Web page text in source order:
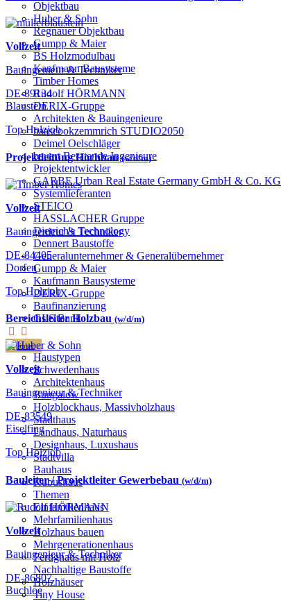
Objektbau
Huber & Sohn
Regnauer Objektbau
Gumpp & Maier
BS Holzmodulbau
Kaufmann Bausysteme
Timber Homes
Rudolf HÖRMANN
DERIX-Gruppe
Architekten & Bauingenieure
haascookzemmrich STUDIO2050
Deimel Oelschläger
bauart Beratende Ingenieure
Projektentwickler
GARBE Urban Real Estate Germany GmbH & Co. KG
Systemlieferanten
STEICO
HASSLACHER Gruppe
Dietrich's Technology
Dennert Baustoffe
Generalunternehmer & Generalübernehmer
Gumpp & Maier
Kaufmann Bausysteme
DERIX-Gruppe
Baufinanzierung
GLS Bank
Häuser
Haustypen
Schwedenhaus
Architektenhaus
Bungalow
Holzblockhaus, Massivholzhaus
Stadthaus
Landhaus, Naturhaus
Designhaus, Luxushaus
Stadtvilla
Bauhaus
Kubushaus
Themen
Einfamilienhaus
Mehrfamilienhaus
Holzhaus bauen
Mehrgenerationenhaus
Fertighaus mit Holz
Nachhaltige Baustoffe
Holzhäuser
Tiny House
Vollzeit
Bauingenieur & Techniker
DE-89134
Blaustein
Top Holzjob
Projektleitung Hochbau(w/d/m)
Vollzeit
Bauingenieur & Techniker
DE-84405
Dorfen
Top Holzjob
Bereichsleiter Holzbau (w/d/m)
Vollzeit
Bauingenieur & Techniker
DE-83549
Eiselfing
Top Holzjob
Bauleiter / Projektleiter Gewerbebau (w/d/m)
Vollzeit
Bauingenieur & Techniker
DE-86807
Buchloe